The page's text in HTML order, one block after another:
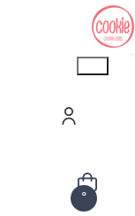
Products
search
0